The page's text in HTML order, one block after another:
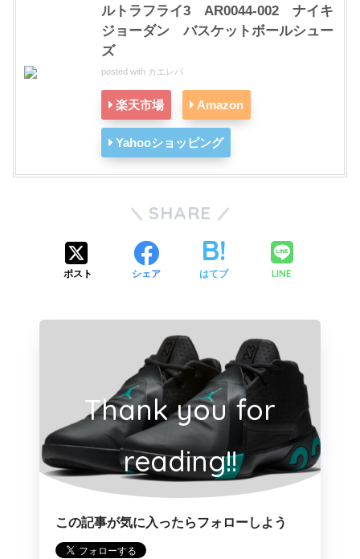
ルトラフライ3 AR0044-002 ナイキ
ジョーダン バスケットボールシュー
ズ
posted with カエレバ
楽天市場 Amazon
Yahooショッピング
SHARE
ポスト シェア はてブ LINE
Thank you for
reading!!
この記事が気に入ったらフォローしよう